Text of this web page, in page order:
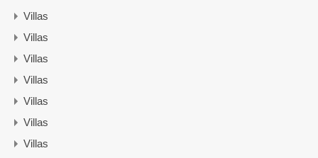
Villas
Villas
Villas
Villas
Villas
Villas
Villas